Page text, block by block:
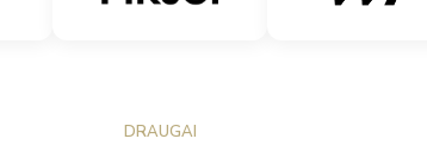
DRAUGAI